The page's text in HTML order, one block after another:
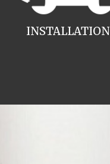
INSTALLATION